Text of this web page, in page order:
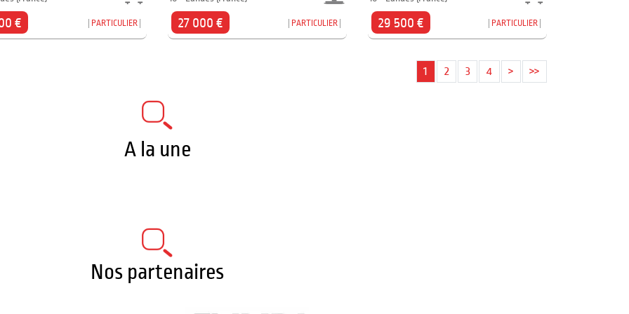
€ PARTICULIER 27 000 € PARTICULIER 29 500 € PARTICULIER
1 2 3 4 > >>
A la une
Nos partenaires